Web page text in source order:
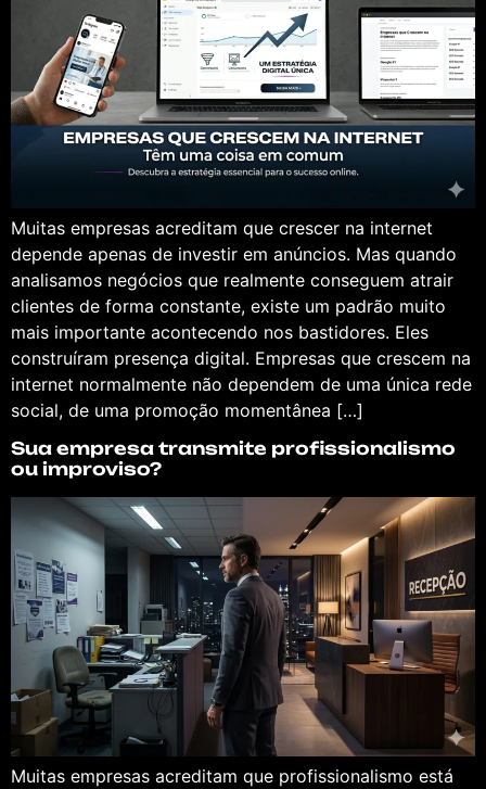
Muitas empresas acreditam que crescer na internet
depende apenas de investir em anúncios. Mas quando
analisamos negócios que realmente conseguem atrair
clientes de forma constante, existe um padrão muito
mais importante acontecendo nos bastidores. Eles
construíram presença digital. Empresas que crescem na
internet normalmente não dependem de uma única rede
social, de uma promoção momentânea […]
Sua empresa transmite profissionalismo
ou improviso?
Muitas empresas acreditam que profissionalismo está